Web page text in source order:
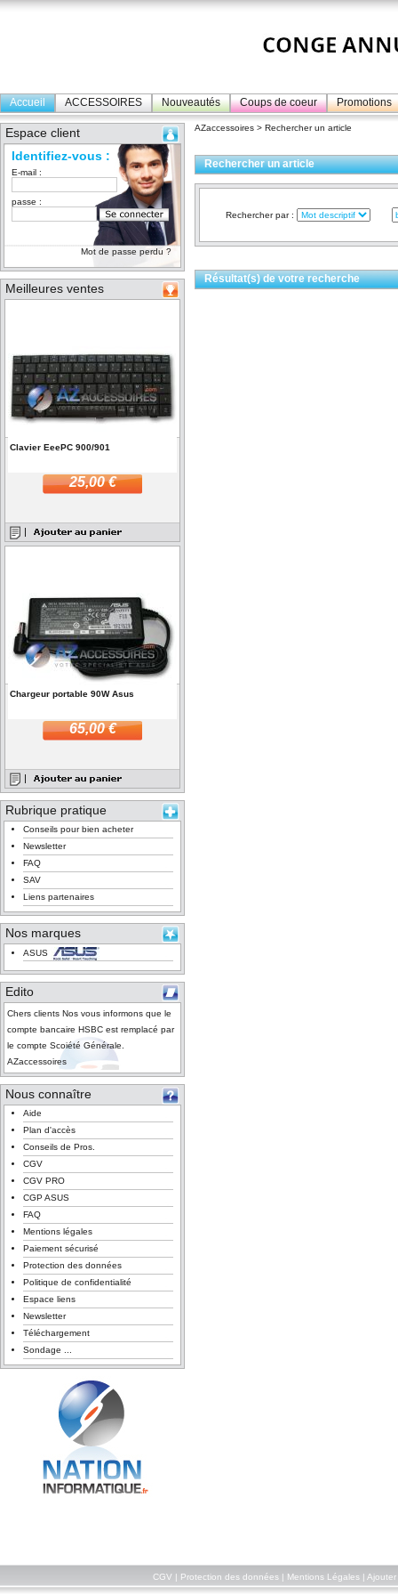
Accueil ACCESSOIRES Nouveautés Coups de coeur Promotions
Espace client
Identifiez-vous :
E-mail :
passe :
Mot de passe perdu ?
Meilleures ventes
Clavier EeePC 900/901
25,00 €
Chargeur portable 90W Asus
65,00 €
Rubrique pratique
Conseils pour bien acheter
Newsletter
FAQ
SAV
Liens partenaires
Nos marques
ASUS
Edito
Chers clients Nos vous informons que le
compte bancaire HSBC est remplacé par
le compte Scoiété Générale.
AZaccessoires
Nous connaître
Aide
Plan d'accès
Conseils de Pros.
CGV
CGV PRO
CGP ASUS
FAQ
Mentions légales
Paiement sécurisé
Protection des données
Politique de confidentialité
Espace liens
Newsletter
Téléchargement
Sondage ...
AZaccessoires > Rechercher un article
Rechercher un article
Rechercher par :
Résultat(s) de votre recherche
CGV Protection des données| Mentions Légales| Ajouter